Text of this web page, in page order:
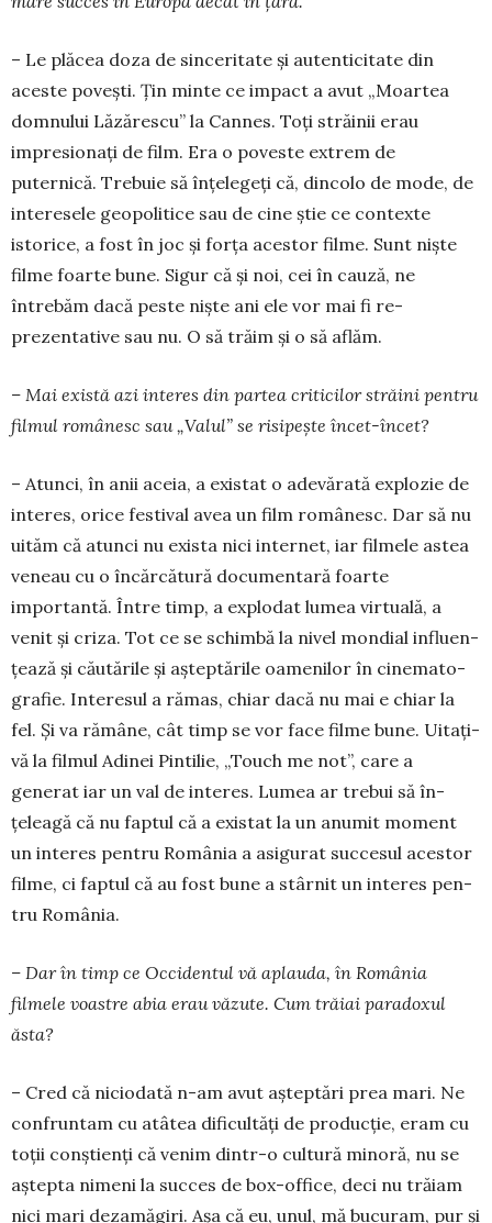
– Le plăcea doza de sinceritate și autenticitate din
aceste povești. Țin minte ce impact a avut „Moar­tea
domnului Lăzărescu” la Cannes. Toți stră­i­nii erau
impresionați de film. Era o poveste ex­trem de
puternică. Trebuie să înțelegeți că, dincolo de mode, de
interesele geopolitice sau de cine știe ce contexte
istorice, a fost în joc și forța acestor filme. Sunt niș­te
filme foarte bune. Sigur că și noi, cei în cauză, ne
întrebăm dacă peste niște ani ele vor mai fi re­
prezentative sau nu. O să trăim și o să aflăm.
– Mai există azi interes din partea criticilor străini pentru
filmul ro­mâ­nesc sau „Valul” se risipește încet-încet?
– Atunci, în anii aceia, a existat o adevărată ex­plo­zie de
interes, orice festival avea un film româ­nesc. Dar să nu
uităm că atunci nu exista nici in­ter­net, iar filmele astea
veneau cu o încăr­cătură documen­tară foarte
importantă. Între timp, a explodat lumea vir­tuală, a
venit și criza. Tot ce se schim­bă la nivel mondial influen­
țea­ză și căutările și aș­teptările oamenilor în ci­nemato­
grafie. Interesul a ră­mas, chiar dacă nu mai e chiar la
fel. Și va rămâne, cât timp se vor face filme bune. Uitați-
vă la filmul Adi­nei Pintilie, „Touch me not”, care a
generat iar un val de interes. Lumea ar trebui să în­
țeleagă că nu faptul că a exis­tat la un anumit moment
un in­teres pentru România a asi­gu­rat succesul acestor
fil­me, ci faptul că au fost bune a stârnit un interes pen­
tru Ro­mâ­nia.
– Dar în timp ce Oc­ci­dentul vă aplauda, în Ro­mâ­nia
filmele voastre abia erau vă­zute. Cum trăiai para­doxul
ăsta?
– Cred că niciodată n-am avut așteptări prea mari. Ne
confruntam cu atâtea dificultăți de producție, eram cu
toții conștienți că venim dintr-o cultură minoră, nu se
aștepta nimeni la succes de box-office, deci nu trăiam
nici mari dezamăgiri. Așa că eu, unul, mă bucuram, pur și